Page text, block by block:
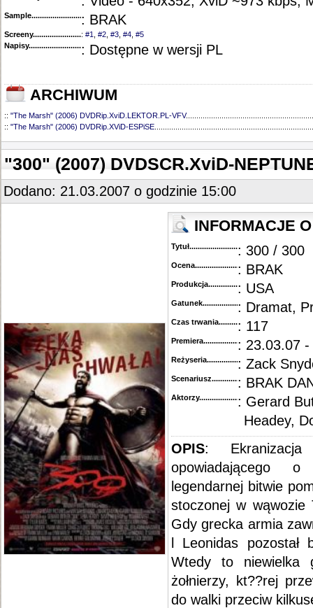
Sample............................................
: BRAK
Screeny...........................................
: #1 #2 #3 #4 #5
Napisy............................................: Dostępne w wersji PL
ARCHIWUM
:: "The Marsh" (2006) DVDRip.XviD.LEKTOR.PL-VFV
:: "The Marsh" (2006) DVDRip.XViD-ESPiSE
"300" (2007) DVDSCR.XviD-
Dodano: 21.03.2007 o godzinie 15:00
INFORMACJE
Tytuł............................................
: 300 / 300
Ocena.............................................
: BRAK
Produkcja.........................................
: USA
Gatunek...........................................
: Dramat,
Czas trwania......................................
: 117
Premiera..........................................
: 23.03.07
Reżyseria........................................
: Zack
Scenariusz........................................
: BRAK
Aktorzy...........................................
: Gerard
Headey,
OPIS:
opowiadającego
legendarnej bitwie
stoczonej w
Gdy grecka armia
l Leonidas pozostał
Wtedy to niewielka
żołnierzy, kt??rej
do walki przeciw